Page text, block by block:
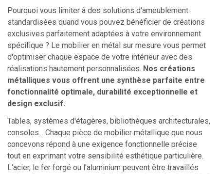
Pourquoi vous limiter à des solutions d'ameublement
standardisées quand vous pouvez bénéficier de créations
exclusives parfaitement adaptées à votre environnement
spécifique ? Le mobilier en métal sur mesure vous permet
d'optimiser chaque espace de votre intérieur avec des
réalisations hautement personnalisées. Nos créations
métalliques vous offrent une synthèse parfaite entre
fonctionnalité optimale, durabilité exceptionnelle et
design exclusif.
Tables, systèmes d'étagères, bibliothèques architecturales,
consoles... Chaque pièce de mobilier métallique que nous
concevons répond à une exigence fonctionnelle précise
tout en exprimant votre sensibilité esthétique particulière.
L'acier, le fer forgé ou l'aluminium peuvent être travaillés